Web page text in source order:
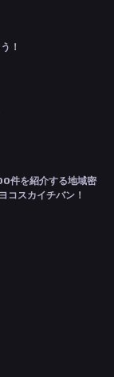
！
件を紹介する地域密
コスカイチバン！